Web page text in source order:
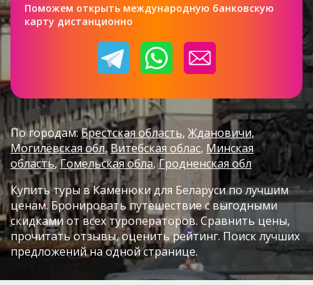
Поможем открыть международную банковскую
карту дистанционно
По городам:Брестская область Ждановичи
Могилёвская обл Витебская облас Минская
область Гомельская обла Гродненская обл
Купить туры в Каменюки для Беларуси по лучшим
ценам. Бронировать путешествие с выгодными
скидками от всех туроператоров. Сравнить цены,
прочитать отзывы, оценить рейтинг. Поиск лучших
предложений на одной странице.